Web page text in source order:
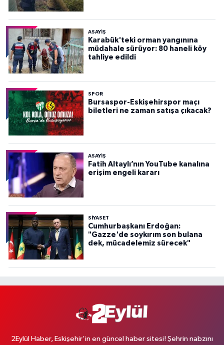
ASAYİŞ
Karabük'teki orman yangınına
müdahale sürüyor: 80 haneli köy
tahliye edildi
SPOR
Bursaspor-Eskişehirspor maçı
biletleri ne zaman satışa çıkacak?
ASAYİŞ
Fatih Altaylı’nın YouTube kanalına
erişim engeli kararı
SİYASET
Cumhurbaşkanı Erdoğan:
"Gazze'de soykırım son bulana
dek, mücadelemiz sürecek"
2Eylül Haber, Eskişehir’in en güncel haber sitesi! Şehrin nabzını